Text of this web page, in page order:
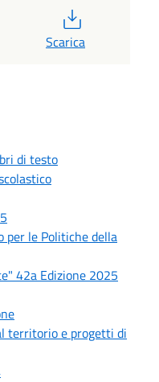
Scarica
di testo
per le Politiche della
42a Edizione 2025
territorio e progetti di